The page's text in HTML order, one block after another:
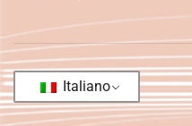
Italiano